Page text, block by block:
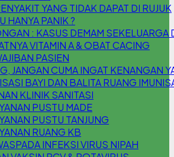
YANG TIDAK DAPAT DI RUJUK
HANYA PANIK ?
: KASUS DEMAM SEKELUARGA
VITAMIN A & OBAT CACING
PASIEN
JANGAN CUMA INGAT KENANGAN
BAYI DAN BALITA RUANG
KLINIK SANITASI
PUSTU MADE
PUSTU TANJUNG
RUANG KB
INFEKSI VIRUS NIPAH